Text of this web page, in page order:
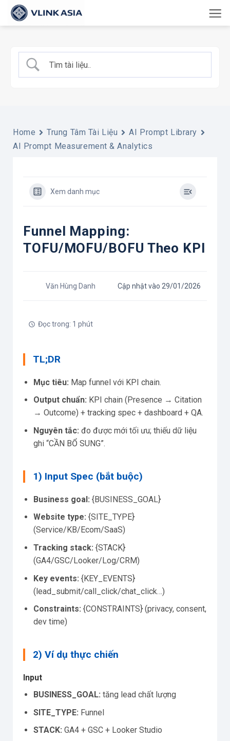
qua
dung
Home Trung Tâm Tài Liệu
AI Prompt Library
AI Prompt Measurement & Analytics
Xem danh mục
Funnel Mapping:
TOFU/MOFU/BOFU Theo KPI
Văn Hùng Danh Cập nhật vào 29/01/2026
Đọc trong: 1 phút
TL;DR
Mục tiêu: Map funnel với KPI chain.
Output chuẩn: KPI chain (Presence → Citation
→ Outcome) + tracking spec + dashboard + QA.
Nguyên tắc: đo được mới tối ưu; thiếu dữ liệu
ghi “CẦN BỔ SUNG”.
1) Input Spec (bắt buộc)
Business goal: {BUSINESS_GOAL}
Website type: {SITE_TYPE}
(Service/KB/Ecom/SaaS)
Tracking stack: {STACK}
(GA4/GSC/Looker/Log/CRM)
Key events: {KEY_EVENTS}
(lead_submit/call_click/chat_click…)
Constraints: {CONSTRAINTS} (privacy, consent,
dev time)
2) Ví dụ thực chiến
Input
BUSINESS_GOAL: tăng lead chất lượng
SITE_TYPE: Funnel
STACK: GA4 + GSC + Looker Studio